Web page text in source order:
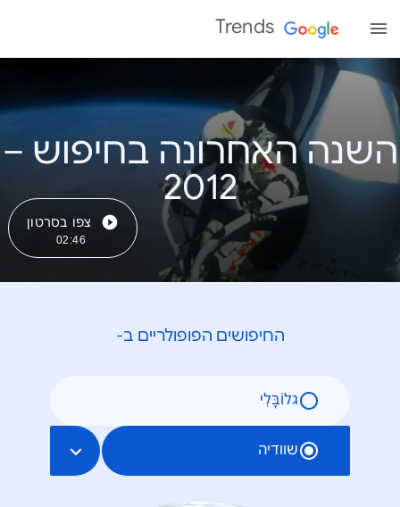
Trends
השנה האחרונה בחיפוש –
‏2012
צפו בסרטון
02:46
החיפושים הפופולריים ב-
גלוֹבָּלִי
שוודיה